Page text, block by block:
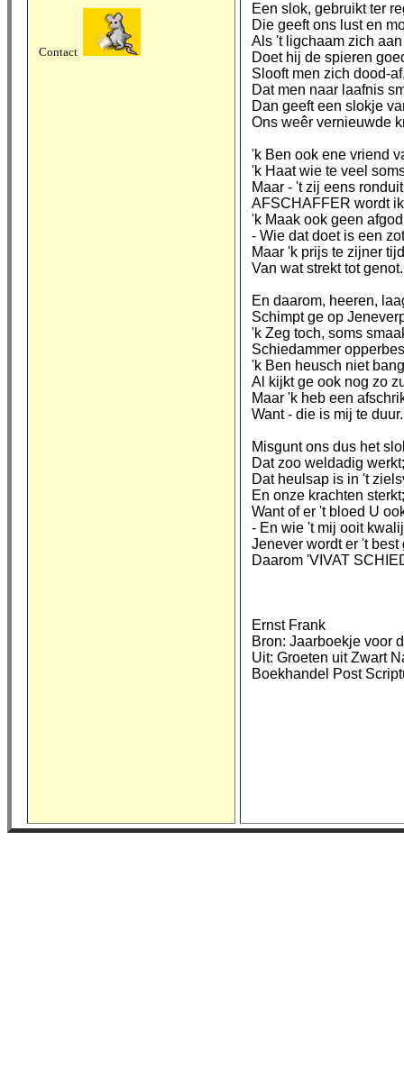
Contact
Een slok, gebruikt ter
Die geeft ons lust en
Als 't ligchaam zich
Doet hij de spieren
Slooft men zich dood-
Dat men naar laafnis
Dan geeft een slokje
Ons weêr vernieuwde
'k Ben ook ene vriend
'k Haat wie te veel
Maar - 't zij eens
AFSCHAFFER wordt
'k Maak ook geen
- Wie dat doet is een
Maar 'k prijs te zijner
Van wat strekt tot genot.
En daarom, heeren,
Schimpt ge op
'k Zeg toch, soms
Schiedammer
'k Ben heusch niet
Al kijkt ge ook nog zo
Maar 'k heb een
Want - die is mij te duur.
Misgunt ons dus het
Dat zoo weldadig werkt;
Dat heulsap is in 't
En onze krachten sterkt;
Want of er 't bloed U
- En wie 't mij ooit
Jenever wordt er 't best
Daarom 'VIVAT
Ernst Frank
Bron: Jaarboekje voor
Uit: Groeten uit Zwart
Boekhandel Post